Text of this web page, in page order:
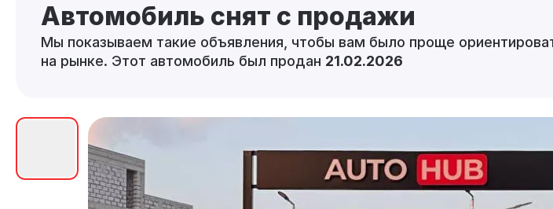
Автомобиль снят с продажи
Мы показываем такие объявления, чтобы вам было проще
на рынке. Этот автомобиль был продан 21.02.2026